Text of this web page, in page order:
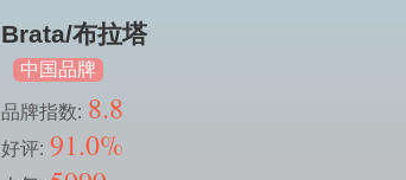
Brata/布拉塔
中国品牌
品牌指数: 8.8
好评: 91.0%